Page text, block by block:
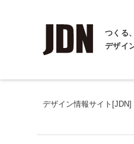
つくる
デザイ
デザイン情報サイト[JDN]